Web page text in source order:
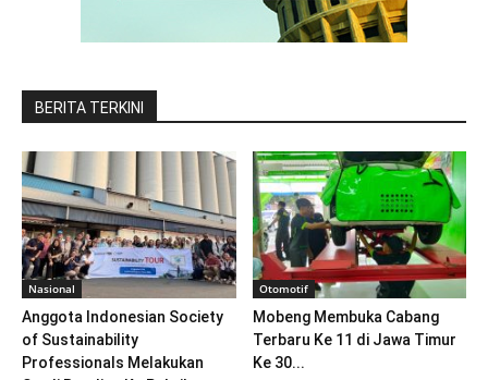
BERITA TERKINI
Nasional
Anggota Indonesian Society
of Sustainability
Professionals Melakukan
Otomotif
Mobeng Membuka Cabang
Terbaru Ke 11 di Jawa Timur
Ke 30...